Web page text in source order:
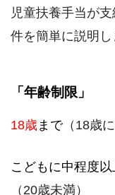
児童扶養手当が
件を簡単に説明し
「年齢制限」
18歳まで（18歳
こどもに中程度
（20歳未満）